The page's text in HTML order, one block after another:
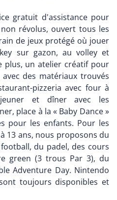
gratuit d'assistance pour
révolus, ouvert tous les
de jeux protégé où jouer
sur gazon, au volley et
plus, un atelier créatif pour
des matériaux trouvés
pizzeria avec four à
et dîner avec les
place à la « Baby Dance »
pour les enfants. Pour les
13 ans, nous proposons du
du padel, des cours
green (3 trous Par 3), du
Adventure Day. Nintendo
toujours disponibles et